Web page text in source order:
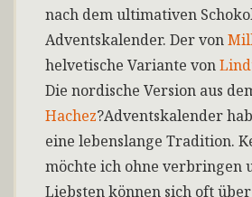
nach dem ultimativen
Adventskalender. Der von
helvetische Variante von
Die nordische Version aus
Hachez?Adventskalender
eine lebenslange Tradition.
möchte ich ohne verbringen
Liebsten können sich oft